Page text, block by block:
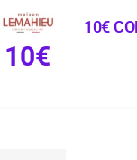
10€
10€